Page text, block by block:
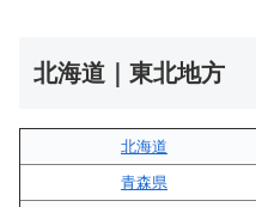
北海道｜東北地方
北海道
青森県